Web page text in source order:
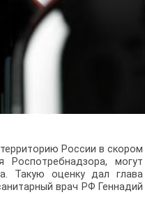
России в скором
Роспотребнадзора, могут
Такую оценку дал глава
врач РФ Геннадий